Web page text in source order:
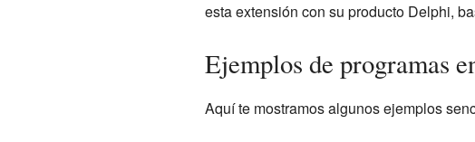
esta extensión con su producto Delphi,
Ejemplos de programas
Aquí te mostramos algunos ejemplos